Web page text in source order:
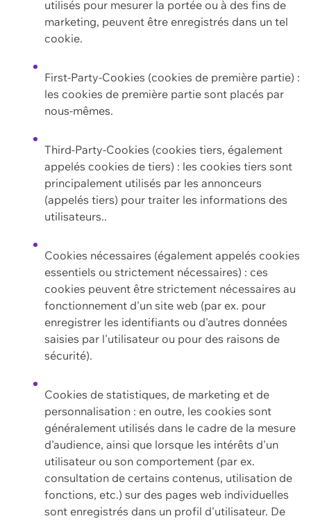
utilisés pour mesurer la portée ou à des fins de
marketing, peuvent être enregistrés dans un tel
cookie.
First-Party-Cookies (cookies de première partie) :
les cookies de première partie sont placés par
nous-mêmes.
Third-Party-Cookies (cookies tiers, également
appelés cookies de tiers) : les cookies tiers sont
principalement utilisés par les annonceurs
(appelés tiers) pour traiter les informations des
utilisateurs..
Cookies nécessaires (également appelés cookies
essentiels ou strictement nécessaires) : ces
cookies peuvent être strictement nécessaires au
fonctionnement d'un site web (par ex. pour
enregistrer les identifiants ou d'autres données
saisies par l'utilisateur ou pour des raisons de
sécurité).
Cookies de statistiques, de marketing et de
personnalisation : en outre, les cookies sont
généralement utilisés dans le cadre de la mesure
d'audience, ainsi que lorsque les intérêts d'un
utilisateur ou son comportement (par ex.
consultation de certains contenus, utilisation de
fonctions, etc.) sur des pages web individuelles
sont enregistrés dans un profil d'utilisateur. De